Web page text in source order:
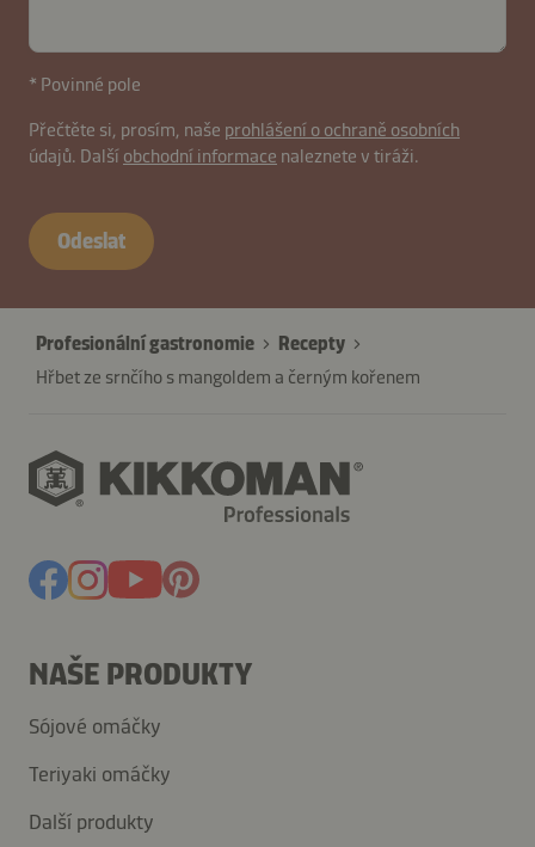
* Povinné pole
contactCZ-
B2B-
AxIC4bBFEvXP7h
Přečtěte si, prosím, naše prohlášení o ochraně osobních
údajů. Další obchodní informace naleznete v tiráži.
Odeslat
Profesionální gastronomie
Recepty
Hřbet ze srnčího s mangoldem a černým kořenem
NAŠE PRODUKTY
Sójové omáčky
Teriyaki omáčky
Další produkty